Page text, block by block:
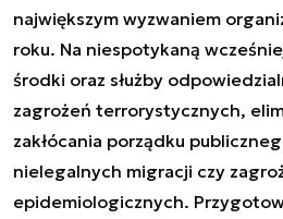
największym wyzwaniem
roku. Na niespotykaną
środki oraz służby
zagrożeń terrorystycznych,
zakłócania porządku
nielegalnych migracji czy
epidemiologicznych.